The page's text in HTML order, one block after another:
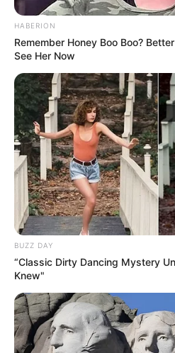
Suchen:
Auf einigen Seiten dieses
Angebote integriert. Wenn
gekauft wird, ist das eine
dadurch der Preis ändert.
HABERION
Remember Honey Boo Boo?
See Her Now
BUZZ DAY
“Classic Dirty Dancing Mystery
Knew"